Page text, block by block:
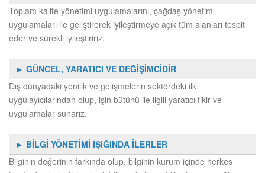
Toplam kalite yönetimi uygulamalarını, çağdaş yönetim
uygulamaları ile geliştirerek iyileştirmeye açık tüm alanları tespit
eder ve sürekli iyileştiririz.
► GÜNCEL, YARATICI VE DEĞİŞİMCİDİR
Dış dünyadaki yenilik ve gelişmelerin sektördeki ilk
uygulayıcılarından olup, işin bütünü ile ilgili yaratıcı fikir ve
uygulamalar sunarız.
► BİLGİ YÖNETİMİ IŞIĞINDA İLERLER
Bilginin değerinin farkında olup, bilginin kurum içinde herkes